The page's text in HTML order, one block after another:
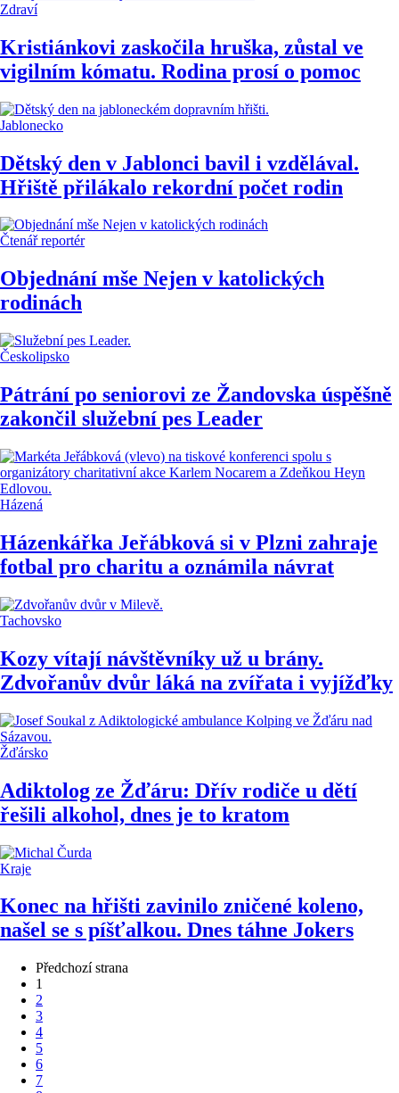
Zdraví
Kristiánkovi zaskočila hruška, zůstal ve
vigilním kómatu. Rodina prosí o pomoc
Jablonecko
Dětský den v Jablonci bavil i vzdělával.
Hřiště přilákalo rekordní počet rodin
Čtenář reportér
Objednání mše Nejen v katolických
rodinách
Českolipsko
Pátrání po seniorovi ze Žandovska úspěšně
zakončil služební pes Leader
Házená
Házenkářka Jeřábková si v Plzni zahraje
fotbal pro charitu a oznámila návrat
Tachovsko
Kozy vítají návštěvníky už u brány.
Zdvořanův dvůr láká na zvířata i vyjížďky
Žďársko
Adiktolog ze Žďáru: Dřív rodiče u dětí
řešili alkohol, dnes je to kratom
Kraje
Konec na hřišti zavinilo zničené koleno,
našel se s píšťalkou. Dnes táhne Jokers
Předchozí strana
1
2
3
4
5
6
7